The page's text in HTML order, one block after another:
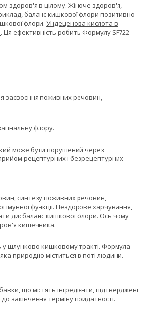
здоров'я в цілому. Жіноче здоров'я,
баланс кишкової флори позитивно
флори. Ундеценова кислота в
. Ця ефективність робить Формулу SF722
засвоєння поживних речовин,
флору.
може бути порушений через
рецептурних і безрецептурних
синтезу поживних речовин,
функції. Нездорове харчування,
дисбаланс кишкової флори. Ось чому
кишечника.
у шлунково-кишковому тракті. Формула
природно міститься в поті людини.
що містять інгредієнти, підтверджені
закінчення терміну придатності.